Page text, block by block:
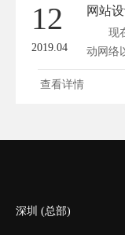
12
2019.04
网站
现在
动网络
一...
查看详情
深圳 (总部)